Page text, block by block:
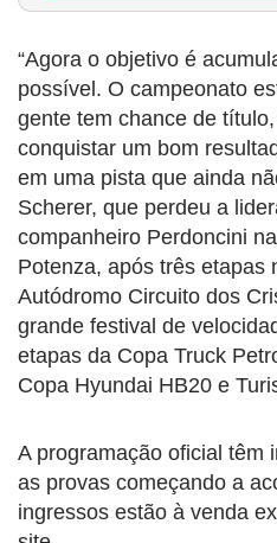
“Agora o objetivo é
possível. O campeonato
gente tem chance de
conquistar um bom
em uma pista que ainda
Scherer, que perdeu a
companheiro Perdoncini
Potenza, após três etapas
Autódromo Circuito dos
grande festival de
etapas da Copa Truck
Copa Hyundai HB20 e
A programação oficial têm
as provas começando a
ingressos estão à venda